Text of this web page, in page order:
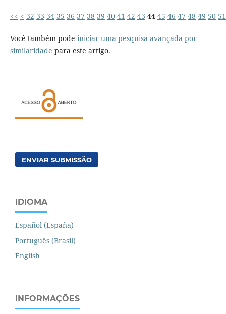
<< < 32 33 34 35 36 37 38 39 40 41 42 43 44 45 46 47 48 49 50 51
Você também pode iniciar uma pesquisa avançada por
similaridade para este artigo.
ENVIAR SUBMISSÃO
IDIOMA
Español (España)
Português (Brasil)
English
INFORMAÇÕES